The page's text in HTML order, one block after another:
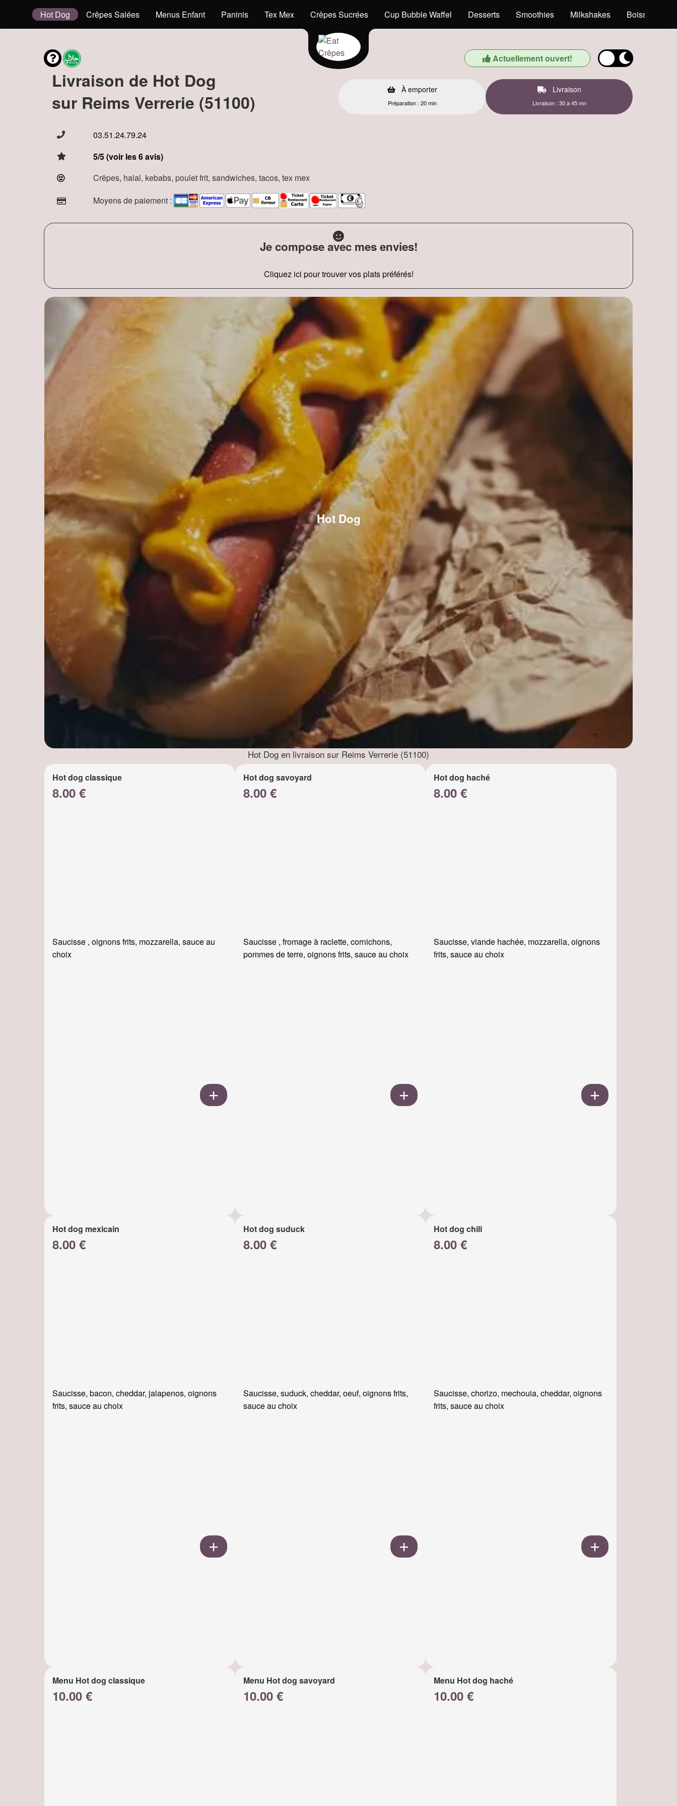
Hot Dog Crêpes Salées Menus Enfant Paninis Tex Mex Crêpes Sucrées Cup Bubble Waffel Desserts Smoothies Milkshakes Boissons
Actuellement ouvert!
Livraison de Hot Dog
sur Reims Verrerie (51100)
À emporter
Préparation : 20 min
Livraison
Livraison : 30 à 45 mn
03.51.24.79.24
5/5 (voir les 6 avis)
Crêpes, halal, kebabs, poulet frit, sandwiches, tacos, tex mex
Moyens de paiement :
Je compose avec mes envies!
Cliquez ici pour trouver vos plats préférés!
Hot Dog
Hot Dog en livraison sur Reims Verrerie (51100)
Hot dog classique
8.00 €
Saucisse , oignons frits, mozzarella, sauce au
choix
Hot dog savoyard
8.00 €
Saucisse , fromage à raclette, cornichons,
pommes de terre, oignons frits, sauce au choix
Hot dog haché
8.00 €
Saucisse, viande hachée, mozzarella, oignons
frits, sauce au choix
Hot dog mexicain
8.00 €
Saucisse, bacon, cheddar, jalapenos, oignons
frits, sauce au choix
Hot dog suduck
8.00 €
Saucisse, suduck, cheddar, oeuf, oignons frits,
sauce au choix
Hot dog chili
8.00 €
Saucisse, chorizo, mechouia, cheddar, oignons
frits, sauce au choix
Menu Hot dog classique
10.00 €
Menu Hot dog savoyard
10.00 €
Menu Hot dog haché
10.00 €